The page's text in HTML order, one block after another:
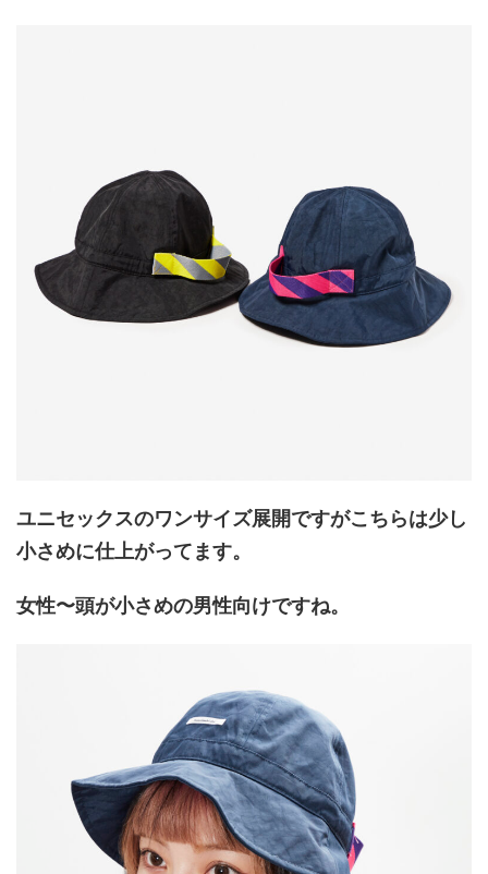
ユニセックスのワンサイズ展開ですがこちらは少し
小さめに仕上がってます。
女性〜頭が小さめの男性向けですね。